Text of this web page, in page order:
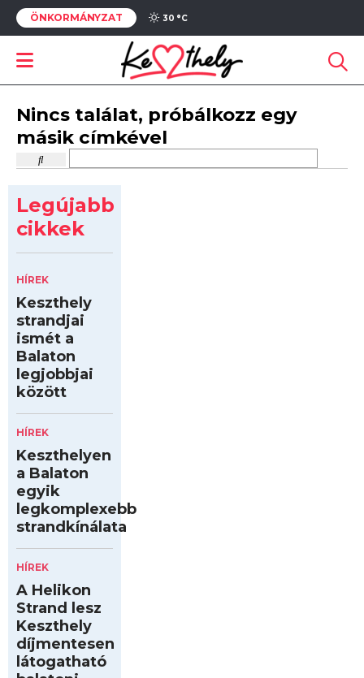
ÖNKORMÁNYZAT 30 °C
Nincs találat, próbálkozz egy
másik címkével
Legújabb
cikkek
HÍREK
Keszthely
strandjai
ismét a
Balaton
legjobbjai
között
HÍREK
Keszthelyen
a Balaton
egyik
legkomplexebb
strandkínálata
HÍREK
A Helikon
Strand lesz
Keszthely
díjmentesen
látogatható